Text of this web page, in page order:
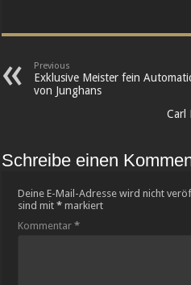
Previous
Exklusive Meister fein
von Junghans
Carl
Schreibe einen
Deine E-Mail-Adresse wird nicht
sind mit* markiert
Kommentar*